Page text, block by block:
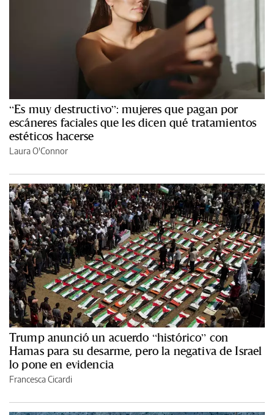
“Es muy destructivo”: mujeres que pagan por
escáneres faciales que les dicen qué tratamientos
estéticos hacerse
Laura O'Connor
Trump anunció un acuerdo “histórico” con
Hamas para su desarme, pero la negativa de Israel
lo pone en evidencia
Francesca Cicardi